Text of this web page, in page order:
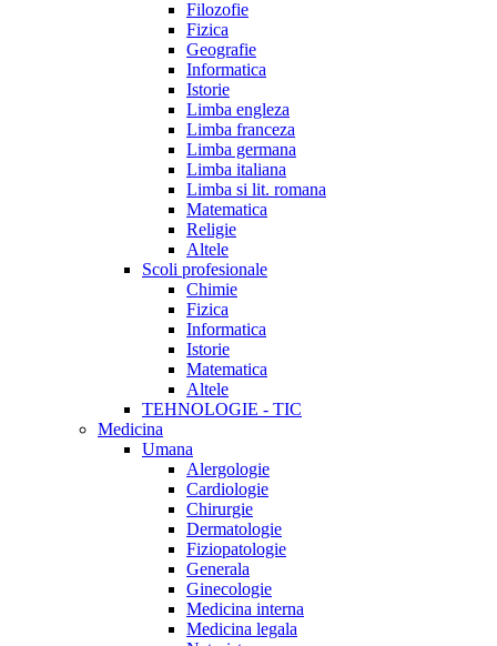
Filozofie
Fizica
Geografie
Informatica
Istorie
Limba engleza
Limba franceza
Limba germana
Limba italiana
Limba si lit. romana
Matematica
Religie
Altele
Scoli profesionale
Chimie
Fizica
Informatica
Istorie
Matematica
Altele
TEHNOLOGIE - TIC
Medicina
Umana
Alergologie
Cardiologie
Chirurgie
Dermatologie
Fiziopatologie
Generala
Ginecologie
Medicina interna
Medicina legala